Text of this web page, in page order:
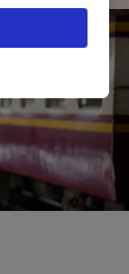
hvor
helst på
brugt til
om ikke at
for at